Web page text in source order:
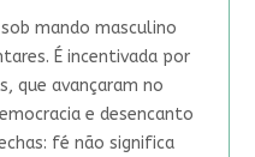
mando masculino
É incentivada por
que avançaram no
e desencanto
fé não significa